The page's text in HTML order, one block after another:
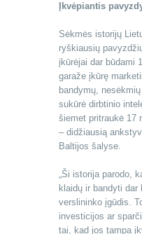
Įkvėpiantis
Sėkmės istorijų
ryškiausių
įkūrėjai dar būdami
garaže įkūrę
bandymų,
sukūrė dirbtinio
šiemet pritraukė 17
– didžiausią
Baltijos šalyse.
„Ši istorija parodo,
klaidų ir bandyti
verslininko įgūdis.
investicijos ar
tai, kad jos tampa